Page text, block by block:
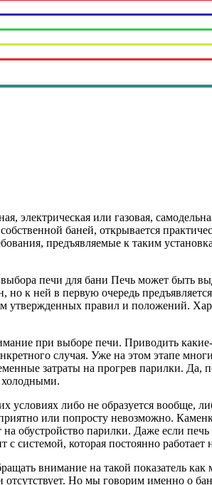
электрическая или газовая,
баней, открывается
предъявляемые к таким
печи для бани Печь может быть
но к ней в первую очередь
утвержденных правил и положений.
при выборе печи. Приводить
случая. Уже на этом этапе
затраты на прогрев парилки. Да,
либо не образуется вообще,
или попросту невозможно.
обустройство парилки. Даже если
системой, которая постоянно
внимание на такой показатель как
Но мы говорим именно о